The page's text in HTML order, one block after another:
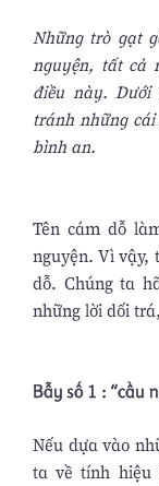
Những trò gạt
nguyện, tất cả
điều này.
tránh những
bình an.
Tên cám dỗ
nguyện. Vì vậy,
dỗ. Chúng ta
những lời dối
Bẫy số 1 : “cầu
Nếu dựa vào
ta về tính hiệu